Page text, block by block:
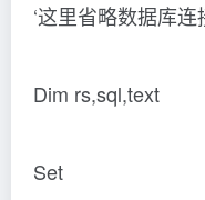
‘这里省略数据库连
Dim rs,sql,text
Set